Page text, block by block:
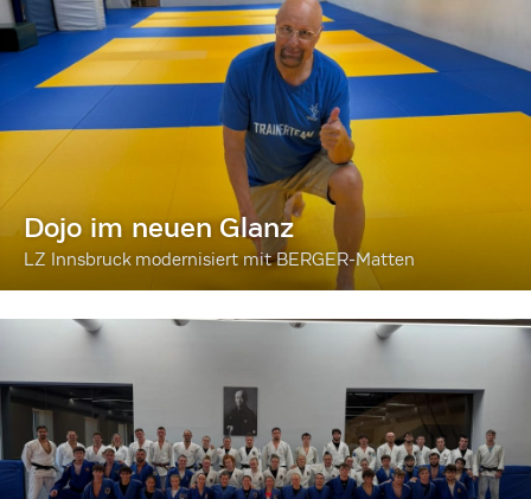
Dojo im neuen Glanz
LZ Innsbruck modernisiert mit BERGER-Matten